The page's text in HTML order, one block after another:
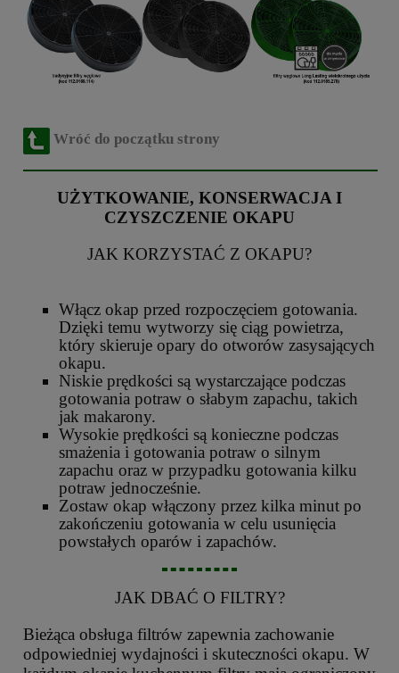
Wróć do początku strony
UŻYTKOWANIE, KONSERWACJA I
CZYSZCZENIE OKAPU
JAK KORZYSTAĆ Z OKAPU?
Włącz okap przed rozpoczęciem gotowania.
Dzięki temu wytworzy się ciąg powietrza,
który skieruje opary do otworów zasysających
okapu.
Niskie prędkości są wystarczające podczas
gotowania potraw o słabym zapachu, takich
jak makarony.
Wysokie prędkości są konieczne podczas
smażenia i gotowania potraw o silnym
zapachu oraz w przypadku gotowania kilku
potraw jednocześnie.
Zostaw okap włączony przez kilka minut po
zakończeniu gotowania w celu usunięcia
powstałych oparów i zapachów.
JAK DBAĆ O FILTRY?
Bieżąca obsługa filtrów zapewnia zachowanie
odpowiedniej wydajności i skuteczności okapu. W